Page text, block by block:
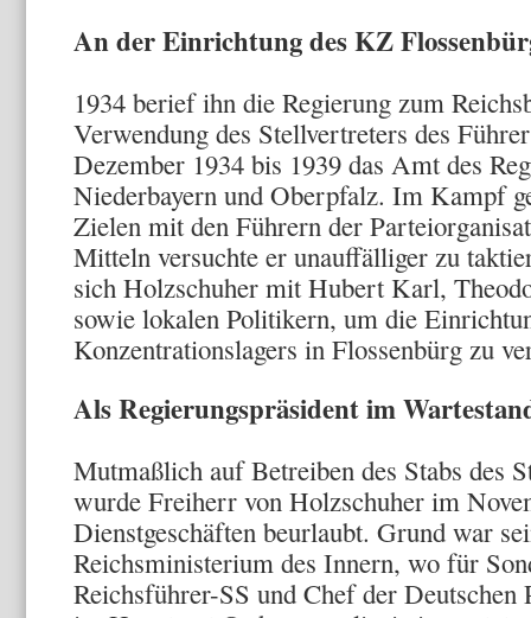
An der Einrichtung des KZ
1934 berief ihn die Regierung zum
Verwendung des Stellvertreters des
Dezember 1934 bis 1939 das Amt des
Niederbayern und Oberpfalz. Im Kampf
Zielen mit den Führern der
Mitteln versuchte er unauffälliger zu
sich Holzschuher mit Hubert Karl,
sowie lokalen Politikern, um die
Konzentrationslagers in Flossenbürg zu
Als Regierungspräsident im
Mutmaßlich auf Betreiben des Stabs des
wurde Freiherr von Holzschuher im
Dienstgeschäften beurlaubt. Grund war
Reichsministerium des Innern, wo für
Reichsführer-SS und Chef der